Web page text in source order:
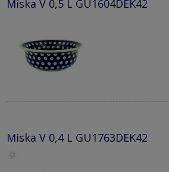
Miska V 0,5 L GU1604DEK42
Miska V 0,4 L GU1763DEK42